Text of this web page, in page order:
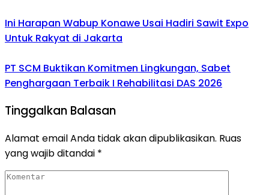
Ini Harapan Wabup Konawe Usai Hadiri Sawit Expo
Untuk Rakyat di Jakarta
PT SCM Buktikan Komitmen Lingkungan, Sabet
Penghargaan Terbaik I Rehabilitasi DAS 2026
Tinggalkan Balasan
Alamat email Anda tidak akan dipublikasikan. Ruas
yang wajib ditandai *